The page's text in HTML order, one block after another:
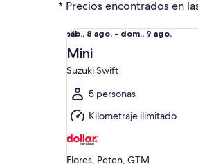
* Precios encontrados en
Del
sáb.,
8
ago.
al
dom.,
9
ago.
sáb., 8 ago. - dom., 9 ago.
Mini
Suzuki Swift
5 personas
Kilometraje ilimitado
Flores, Peten, GTM
Mini Suzuki Swift